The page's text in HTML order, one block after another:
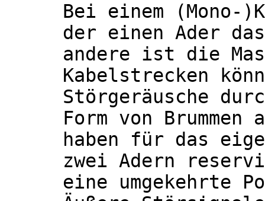
Bei einem (Mono-
der einen Ader
andere ist die
Kabelstrecken
Störgeräusche
Form von
haben für das
zwei Adern
eine umgekehrte